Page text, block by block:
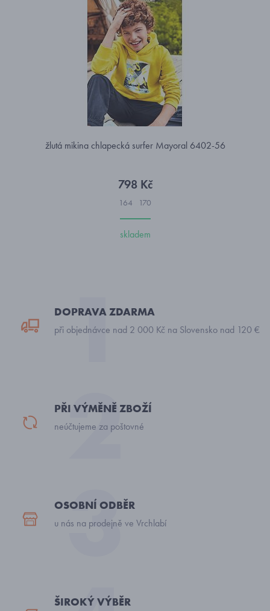
žlutá mikina chlapecká surfer Mayoral 6402-56
798 Kč
164 170
skladem
DOPRAVA ZDARMA
při objednávce nad 2 000 Kč na Slovensko nad 120 €
PŘI VÝMĚNĚ ZBOŽÍ
neúčtujeme za poštovné
OSOBNÍ ODBĚR
u nás na prodejně ve Vrchlabí
ŠIROKÝ VÝBĚR